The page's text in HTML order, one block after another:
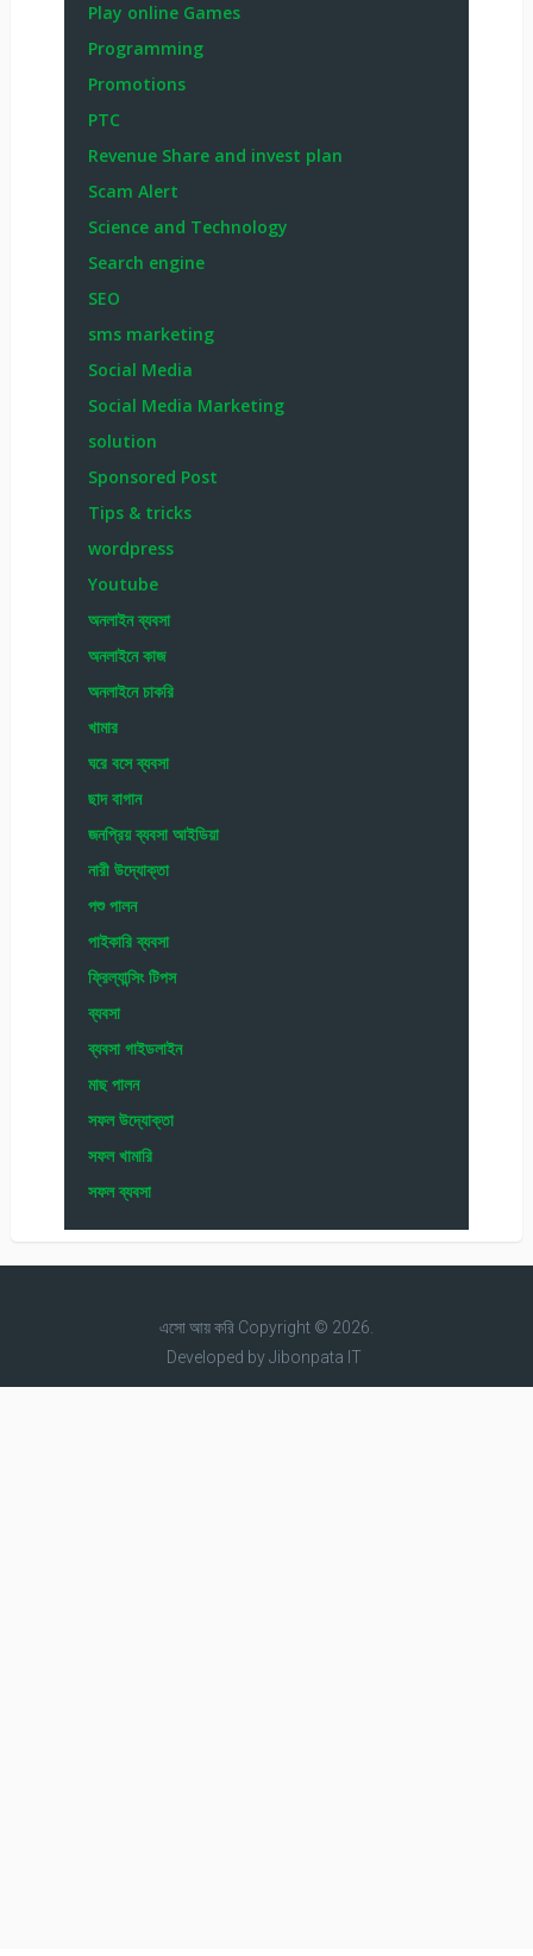
Play online Games
Programming
Promotions
PTC
Revenue Share and invest plan
Scam Alert
Science and Technology
Search engine
SEO
sms marketing
Social Media
Social Media Marketing
solution
Sponsored Post
Tips & tricks
wordpress
Youtube
অনলাইন ব্যবসা
অনলাইনে কাজ
অনলাইনে চাকরি
খামার
ঘরে বসে ব্যবসা
ছাদ বাগান
জনপ্রিয় ব্যবসা আইডিয়া
নারী উদ্যোক্তা
পশু পালন
পাইকারি ব্যবসা
ফ্রিল্যান্সিং টিপস
ব্যবসা
ব্যবসা গাইডলাইন
মাছ পালন
সফল উদ্যোক্তা
সফল খামারি
সফল ব্যবসা
এসো আয় করিCopyright © 2026.
Developed byJibonpata IT